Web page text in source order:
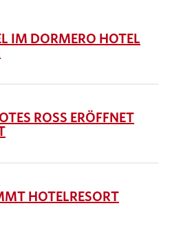
IM DORMERO HOTEL
ROSS ERÖFFNET
HOTELRESORT